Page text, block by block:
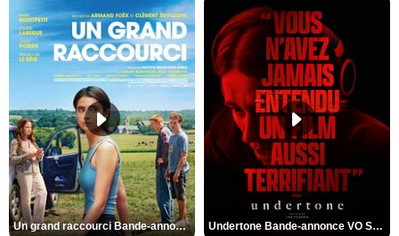
Un grand raccourci Bande-annonce VF Undertone Bande-annonce VO STFR